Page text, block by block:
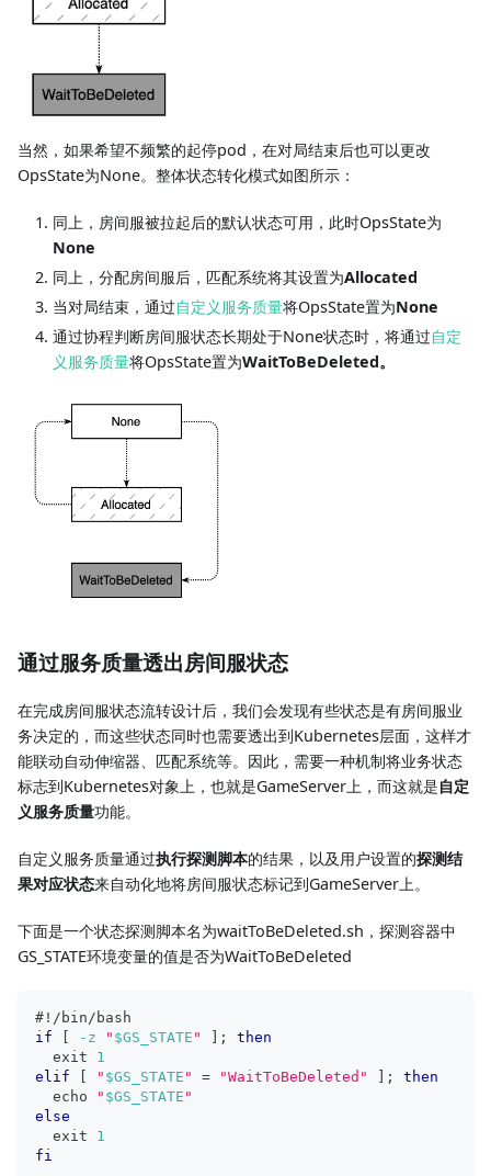
当然，如果希望不频繁的起停pod，在对局结束后也可以更改
OpsState为None。整体状态转化模式如图所示：
同上，房间服被拉起后的默认状态可用，此时OpsState为
None
同上，分配房间服后，匹配系统将其设置为Allocated
当对局结束，通过自定义服务质量将OpsState置为None
通过协程判断房间服状态长期处于None状态时，将通过自定
义服务质量将OpsState置为WaitToBeDeleted。
通过服务质量透出房间服状态
在完成房间服状态流转设计后，我们会发现有些状态是有房间服业
务决定的，而这些状态同时也需要透出到Kubernetes层面，这样才
能联动自动伸缩器、匹配系统等。因此，需要一种机制将业务状态
标志到Kubernetes对象上，也就是GameServer上，而这就是自定
义服务质量功能。
自定义服务质量通过执行探测脚本的结果，以及用户设置的探测结
果对应状态来自动化地将房间服状态标记到GameServer上。
下面是一个状态探测脚本名为waitToBeDeleted.sh，探测容器中
GS_STATE环境变量的值是否为WaitToBeDeleted
#!/bin/bash
if
-z " $GS_STATE " ;
then
exit
1
elif
" $GS_STATE " = "WaitToBeDeleted" ;
then
echo
" $GS_STATE "
else
exit
1
fi